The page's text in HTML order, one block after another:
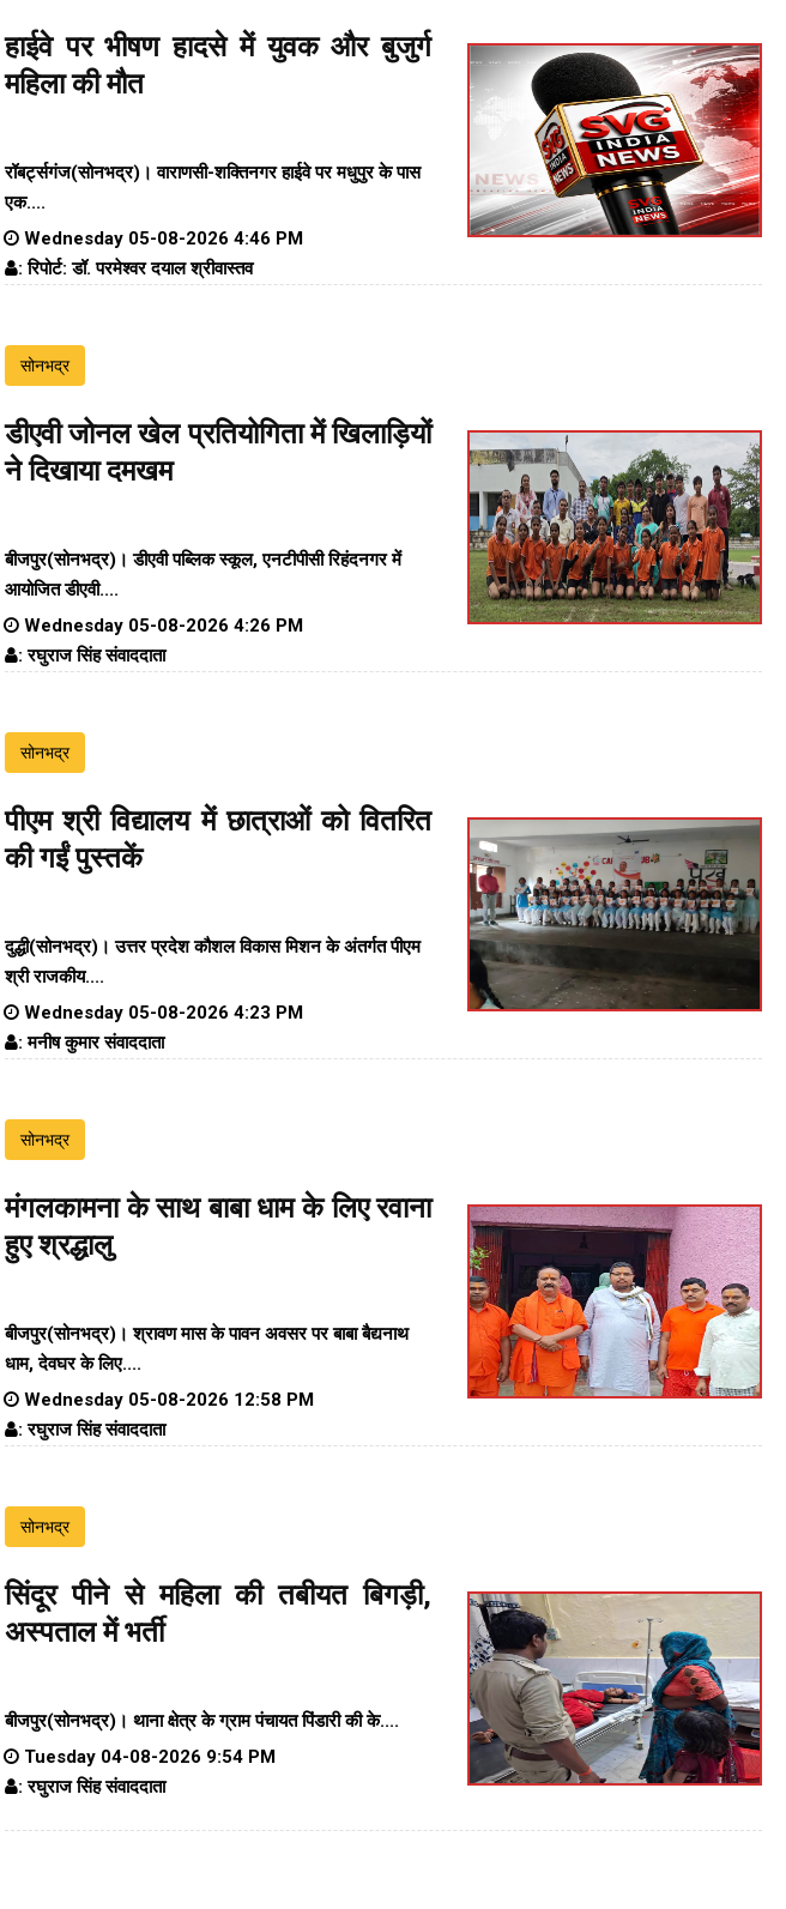
हाईवे पर भीषण हादसे में युवक और बुजुर्ग
महिला की मौत
रॉबर्ट्सगंज(सोनभद्र)। वाराणसी-शक्तिनगर हाईवे परमधुपुर के पास
एक....
Wednesday 05-08-2026 4:46 PM
: रिपोर्ट: डॉ. परमेश्वर दयाल श्रीवास्तव
सोनभद्र
डीएवी जोनल खेल प्रतियोगिता में खिलाड़ियों
ने दिखाया दमखम
बीजपुर(सोनभद्र)। डीएवी पब्लिक स्कूल, एनटीपीसी रिहंदनगर में
आयोजित डीएवी....
Wednesday 05-08-2026 4:26 PM
: रघुराज सिंह संवाददाता
सोनभद्र
पीएम श्री विद्यालय में छात्राओं को वितरित
की गईं पुस्तकें
दुद्धी(सोनभद्र)। उत्तर प्रदेश कौशल विकास मिशन के अंतर्गत पीएम
श्री राजकीय....
Wednesday 05-08-2026 4:23 PM
: मनीष कुमार संवाददाता
सोनभद्र
मंगलकामना के साथ बाबा धाम के लिए रवाना
हुए श्रद्धालु
बीजपुर(सोनभद्र)। श्रावण मास के पावन अवसर पर बाबा बैद्यनाथ
धाम, देवघर के लिए....
Wednesday 05-08-2026 12:58 PM
: रघुराज सिंह संवाददाता
सोनभद्र
सिंदूर पीने से महिला की तबीयत बिगड़ी,
अस्पताल में भर्ती
बीजपुर(सोनभद्र)। थाना क्षेत्र केग्राम पंचायत पिंडारीकी के....
Tuesday 04-08-2026 9:54 PM
: रघुराज सिंह संवाददाता